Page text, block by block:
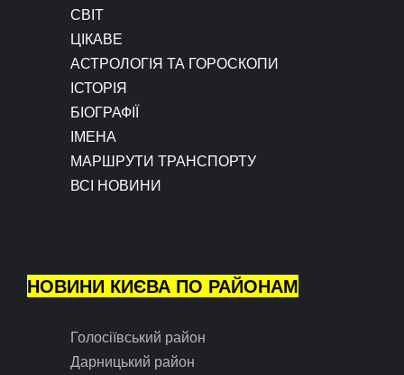
СВІТ
ЦІКАВЕ
АСТРОЛОГІЯ ТА ГОРОСКОПИ
ІСТОРІЯ
БІОГРАФІЇ
ІМЕНА
МАРШРУТИ ТРАНСПОРТУ
ВСІ НОВИНИ
НОВИНИ КИЄВА ПО РАЙОНАМ
Голосіївський район
Дарницький район